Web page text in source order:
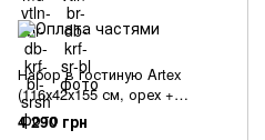
Набор в гостиную Artex
(116х42х155 см, орех +
сонома)
4 290 грн